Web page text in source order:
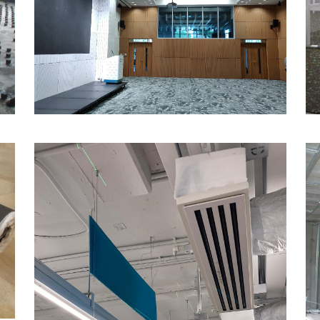
木質吸聲板